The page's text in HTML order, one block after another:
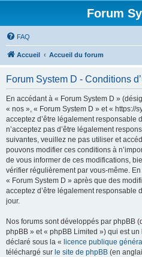
Forum
FAQ
Accueil Accueil du forum
Forum System D - Conditions
En accédant à « Forum System D »
« nos », « Forum System D » et « https://
acceptez d’être légalement responsable
n’acceptez pas d’être légalement
suivantes, veuillez ne pas utiliser et
pouvons modifier ces conditions à
de vous informer de ces modifications,
vérifier régulièrement par vous-même.
« Forum System D » après que des
acceptez d’être légalement responsable
jour.
Nos forums sont développés par phpBB
phpBB » et « phpBB Limited ») qui est
déclaré sous la « licence publique
téléchargé sur le site de phpBB (en